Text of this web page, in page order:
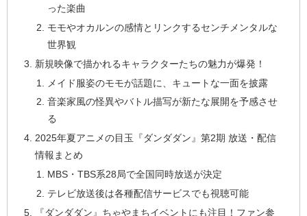
った楽曲
モモやオカルンの感情とリンクするセンチメンタルな
世界観
新規映像で描かれるキャラクターたちの魅力が爆発！
メイド服姿のモモが話題に、キュートな一面を披露
音楽家風の怪異やバトル描写が新たな展開を予感させ
る
2025年夏アニメの目玉『ダンダダン』第2期 放送・配信
情報まとめ
MBS・TBS系28局で全国同時放送が決定
テレビ放送後は各種配信サービスでも視聴可能
『ダンダダン』ちゃやまちイベントにも注目！ファン参